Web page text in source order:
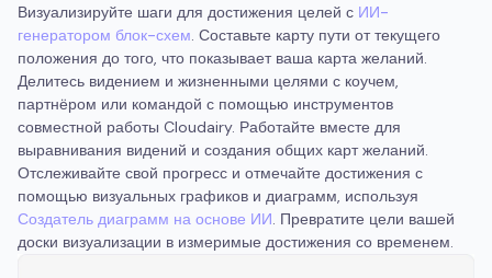
Визуализируйте шаги для достижения целей с ИИ-
генератором блок-схем. Составьте карту пути от текущего
положения до того, что показывает ваша карта желаний.
Делитесь видением и жизненными целями с коучем,
партнёром или командой с помощью инструментов
совместной работы Cloudairy. Работайте вместе для
выравнивания видений и создания общих карт желаний.
Отслеживайте свой прогресс и отмечайте достижения с
помощью визуальных графиков и диаграмм, используя
Создатель диаграмм на основе ИИ. Превратите цели вашей
доски визуализации в измеримые достижения со временем.